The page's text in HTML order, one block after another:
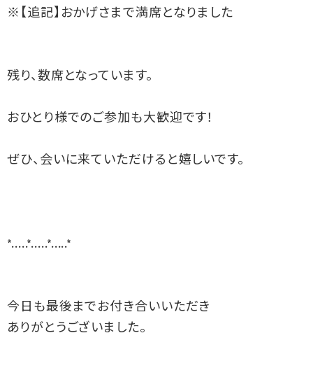
※【追記】おかげさまで満席となりました
残り、数席となっています。
おひとり様でのご参加も大歓迎です！
ぜひ、会いに来ていただけると嬉しいです。
*.....*.....*.....*
今日も最後までお付き合いいただき
ありがとうございました。